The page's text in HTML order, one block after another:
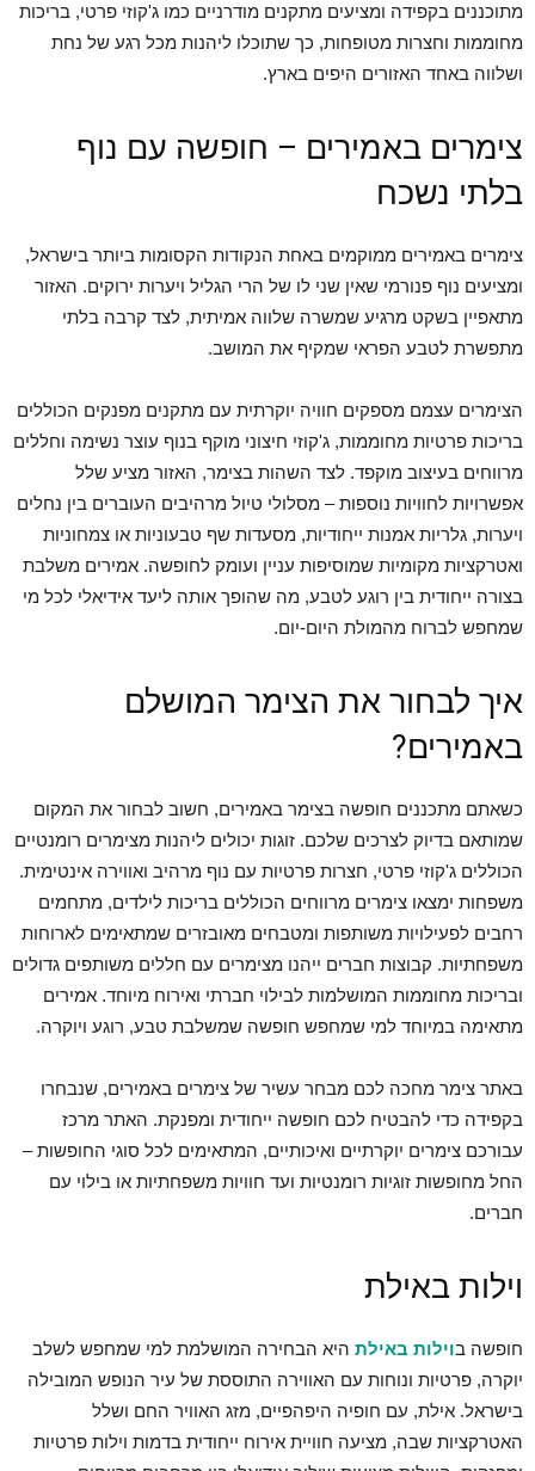
מתוכננים בקפידה ומציעים מתקנים מודרניים כמו ג'קוזי פרטי, בריכות
מחוממות וחצרות מטופחות, כך שתוכלו ליהנות מכל רגע של נחת
ושלווה באחד האזורים היפים בארץ.
צימרים באמירים – חופשה עם נוף
בלתי נשכח
צימרים באמירים ממוקמים באחת הנקודות הקסומות ביותר בישראל,
ומציעים נוף פנורמי שאין שני לו של הרי הגליל ויערות ירוקים. האזור
מתאפיין בשקט מרגיע שמשרה שלווה אמיתית, לצד קרבה בלתי
מתפשרת לטבע הפראי שמקיף את המושב.
הצימרים עצמם מספקים חוויה יוקרתית עם מתקנים מפנקים הכוללים
בריכות פרטיות מחוממות, ג'קוזי חיצוני מוקף בנוף עוצר נשימה וחללים
מרווחים בעיצוב מוקפד. לצד השהות בצימר, האזור מציע שלל
אפשרויות לחוויות נוספות – מסלולי טיול מרהיבים העוברים בין נחלים
ויערות, גלריות אמנות ייחודיות, מסעדות שף טבעוניות או צמחוניות
ואטרקציות מקומיות שמוסיפות עניין ועומק לחופשה. אמירים משלבת
בצורה ייחודית בין רוגע לטבע, מה שהופך אותה ליעד אידיאלי לכל מי
שמחפש לברוח מהמולת היום-יום.
איך לבחור את הצימר המושלם
באמירים?
כשאתם מתכננים חופשה בצימר באמירים, חשוב לבחור את המקום
שמותאם בדיוק לצרכים שלכם. זוגות יכולים ליהנות מצימרים רומנטיים
הכוללים ג'קוזי פרטי, חצרות פרטיות עם נוף מרהיב ואווירה אינטימית.
משפחות ימצאו צימרים מרווחים הכוללים בריכות לילדים, מתחמים
רחבים לפעילויות משותפות ומטבחים מאובזרים שמתאימים לארוחות
משפחתיות. קבוצות חברים ייהנו מצימרים עם חללים משותפים גדולים
ובריכות מחוממות המושלמות לבילוי חברתי ואירוח מיוחד. אמירים
מתאימה במיוחד למי שמחפש חופשה שמשלבת טבע, רוגע ויוקרה.
באתר צימר מחכה לכם מבחר עשיר של צימרים באמירים, שנבחרו
בקפידה כדי להבטיח לכם חופשה ייחודית ומפנקת. האתר מרכז
עבורכם צימרים יוקרתיים ואיכותיים, המתאימים לכל סוגי החופשות –
החל מחופשות זוגיות רומנטיות ועד חוויות משפחתיות או בילוי עם
חברים.
וילות באילת
חופשה בוילות באילת היא הבחירה המושלמת למי שמחפש לשלב
יוקרה, פרטיות ונוחות עם האווירה התוססת של עיר הנופש המובילה
בישראל. אילת, עם חופיה היפהפיים, מזג האוויר החם ושלל
האטרקציות שבה, מציעה חוויית אירוח ייחודית בדמות וילות פרטיות